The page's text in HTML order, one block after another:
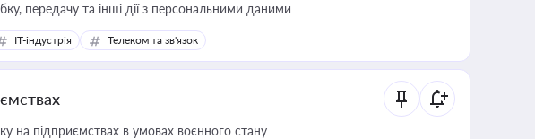
передачу та інші дії з персональними даними
IT-індустрія Телеком та зв'язок
на підприємствах в умовах воєнного стану